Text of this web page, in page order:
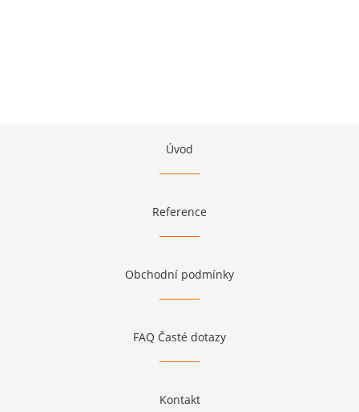
Úvod
Reference
Obchodní podmínky
FAQ Časté dotazy
Kontakt